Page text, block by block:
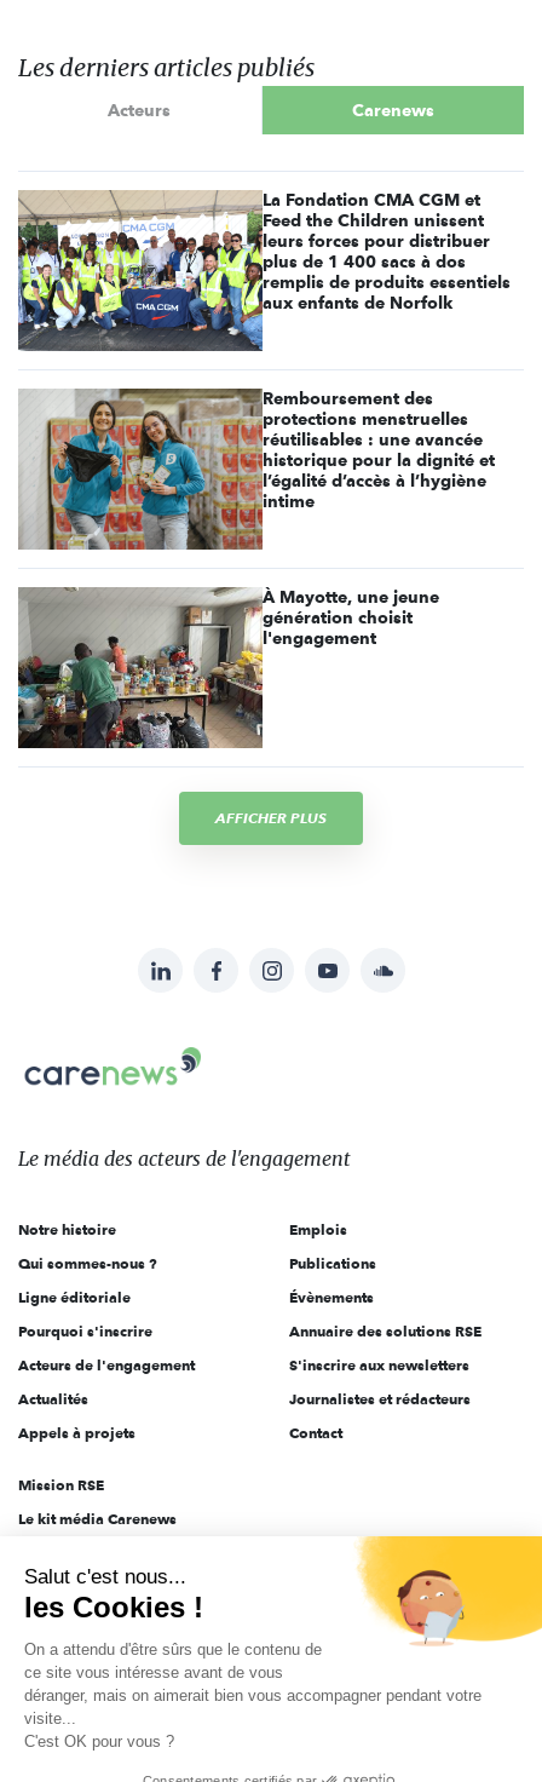
Les derniers articles publiés
Acteurs Carenews
La Fondation CMA CGM et
Feed the Children unissent
leurs forces pour distribuer
plus de 1 400 sacs à dos
remplis de produits essentiels
aux enfants de Norfolk
Remboursement des
protections menstruelles
réutilisables : une avancée
historique pour la dignité et
l’égalité d’accès à l’hygiène
intime
À Mayotte, une jeune
génération choisit
l'engagement
AFFICHER PLUS
sur:
LinkedInFacebookInstagramYouTubeSoundcloud
Le
des
l'engagement
Le média des acteurs de l'engagement
Notre histoire
Qui sommes-nous ?
Ligne éditoriale
Pourquoi s'inscrire
Acteurs de l'engagement
Actualités
Appels à projets
Emplois
Publications
Évènements
Annuaire des solutions RSE
S'inscrire aux newsletters
Journalistes et rédacteurs
Contact
Mission RSE
Le kit média Carenews
AEF info
Novethic
PRODURABLE
Inclusiv Day
Données personnelles Mentions légales 2025-2026 Tout droits réservés
Salut c'est nous...
les Cookies !
On a attendu d'être sûrs que le contenu de
ce site vous intéresse avant de vous
déranger, mais on aimerait bien vous accompagner pendant votre
visite...
C'est OK pour vous ?